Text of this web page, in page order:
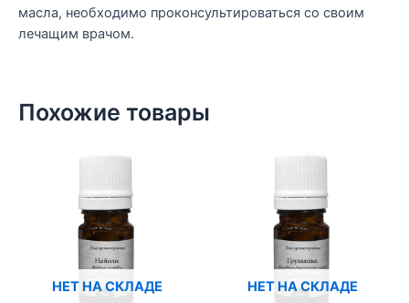
масла, необходимо проконсультироваться со своим
лечащим врачом.
Похожие товары
НЕТ НА СКЛАДЕ НЕТ НА СКЛАДЕ